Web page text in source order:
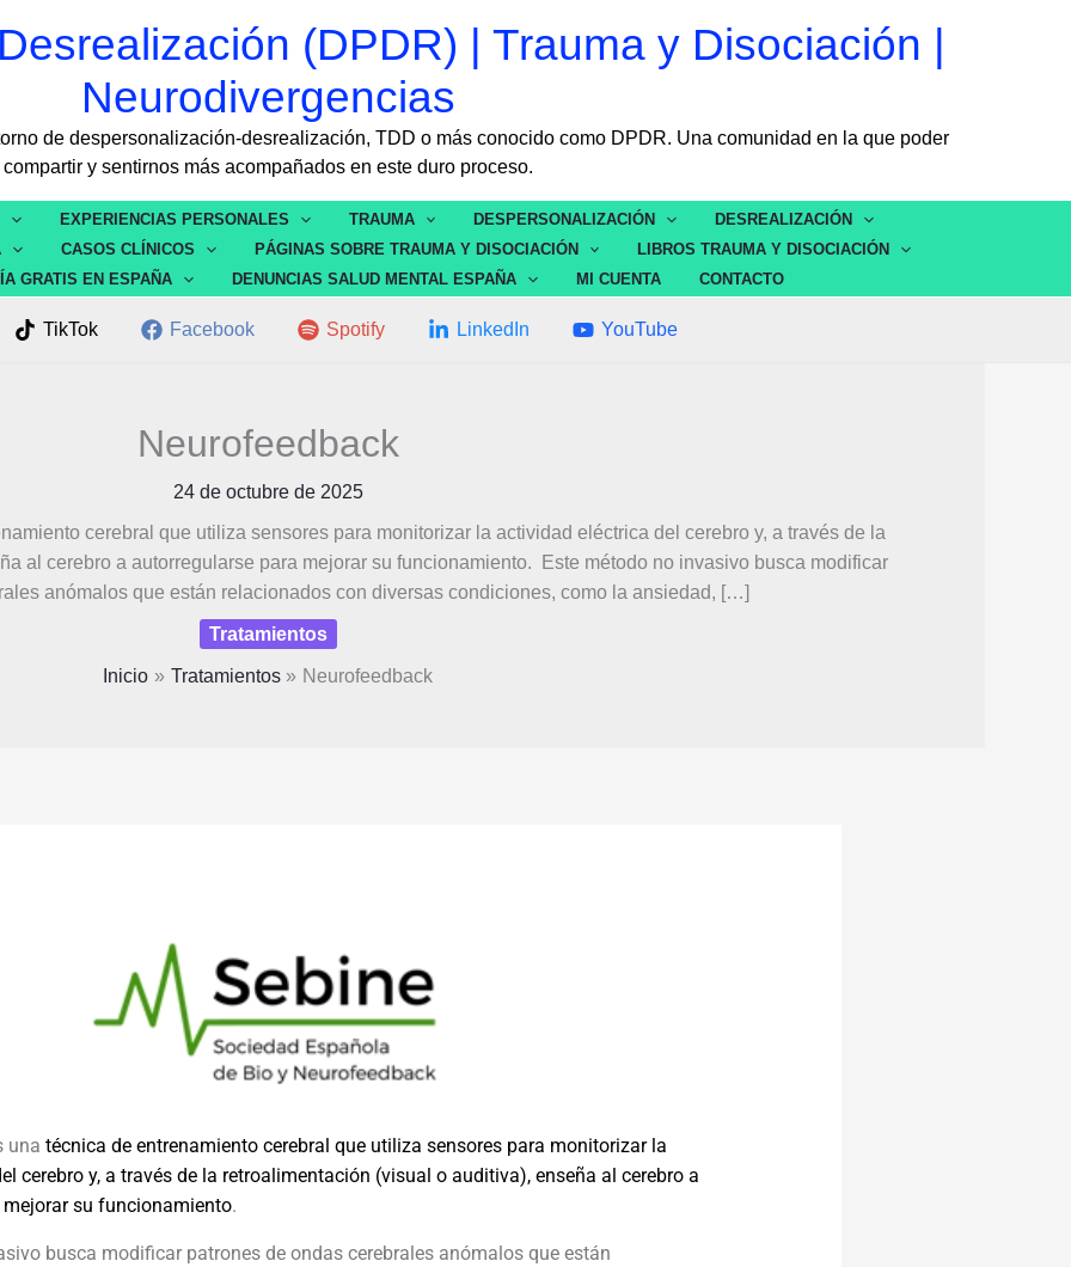
(DPDR) | Trauma y Disociación |
Neurodivergencias
de despersonalización-desrealización, TDD o más conocido como DPDR. Una comunidad en la que poder
compartir y sentirnos más acompañados en este duro proceso.
EXPERIENCIAS PERSONALES TRAUMA DESPERSONALIZACIÓN
DESREALIZACIÓN
CASOS CLÍNICOS PÁGINAS SOBRE TRAUMA Y DISOCIACIÓN
LIBROS TRAUMA Y DISOCIACIÓN
GRATIS EN ESPAÑA DENUNCIAS SALUD MENTAL ESPAÑA MI CUENTA CONTACTO
TikTok Facebook Spotify LinkedIn YouTube
Neurofeedback
24 de octubre de 2025
cerebral que utiliza sensores para monitorizar la actividad eléctrica del cerebro y, a través de la
al cerebro a autorregularse para mejorar su funcionamiento. Este método no invasivo busca modificar
anómalos que están relacionados con diversas condiciones, como la ansiedad, […]
Tratamientos
Inicio Tratamientos Neurofeedback
una técnica de entrenamiento cerebral que utiliza sensores para monitorizar la
cerebro y, a través de la retroalimentación (visual o auditiva), enseña al cerebro a
su funcionamiento.
busca modificar patrones de ondas cerebrales anómalos que están